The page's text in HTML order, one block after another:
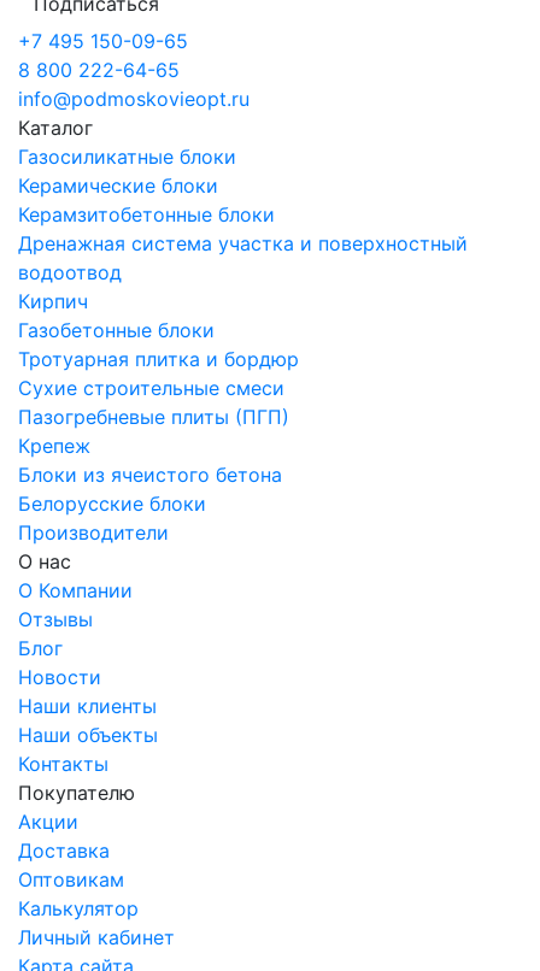
+7 495 150-09-65
8 800 222-64-65
info@podmoskovieopt.ru
Каталог
Газосиликатные блоки
Керамические блоки
Керамзитобетонные блоки
Дренажная система участка и поверхностный
водоотвод
Кирпич
Газобетонные блоки
Тротуарная плитка и бордюр
Сухие строительные смеси
Пазогребневые плиты (ПГП)
Крепеж
Блоки из ячеистого бетона
Белорусские блоки
Производители
О нас
О Компании
Отзывы
Блог
Новости
Наши клиенты
Наши объекты
Контакты
Покупателю
Акции
Доставка
Оптовикам
Калькулятор
Личный кабинет